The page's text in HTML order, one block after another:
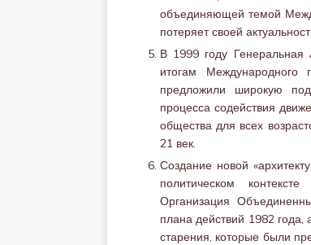
объединяющей темой
потеряет своей
В 1999 году Генеральная
итогам Международного
предложили широкую
процесса содействия
общества для всех
21 век.
Создание новой
политическом
Организация
плана действий 1982 года,
старения, которые были